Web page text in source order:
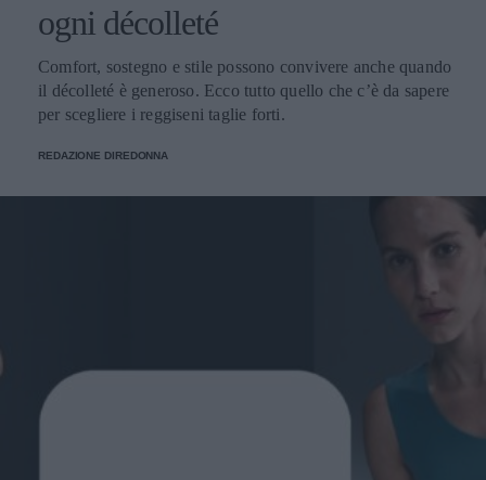
ogni décolleté
Comfort, sostegno e stile possono convivere anche quando
il décolleté è generoso. Ecco tutto quello che c’è da sapere
per scegliere i reggiseni taglie forti.
REDAZIONE DIREDONNA